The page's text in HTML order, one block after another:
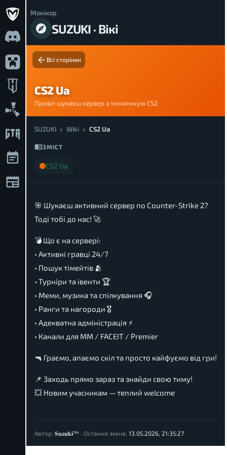
Монікор
SUZUKI · Вікі
Всі сторінки
CS2 Ua
Привіт шукаєш сервер з тиматикую CS2
SUZUKI › Wiki › CS2 Ua
ЗМІСТ
CS2 Ua
🎯 Шукаєш активний сервер по Counter-Strike 2?
Тоді тобі до нас! 🚀
💣 Що є на сервері:
• Активні гравці 24/7
• Пошук тімейтів 🫂
• Турніри та івенти 🏆
• Меми, музика та спілкування 🎧
• Ранги та нагороди 🎖
• Адекватна адміністрація ⚡
• Канали для MM / FACEIT / Premier
🔫 Граємо, апаємо скіл та просто кайфуємо від гри!
📌 Заходь прямо зараз та знайди свою тиму!
💥 Новим учасникам — теплий welcome
Автор: 𝐒𝐮𝐳𝐮𝐤𝐢™ · Остання зміна: 13.05.2026, 21:35:27